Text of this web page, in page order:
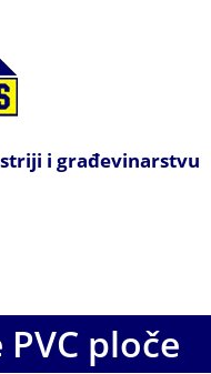
i građevinarstvu
ploče